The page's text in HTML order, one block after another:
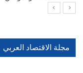
مجلة الاقتصاد العربي